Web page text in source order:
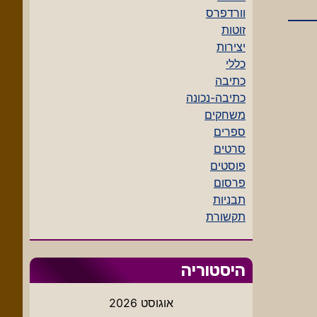
וורדפרס
זוטות
יצירות
כללי
כתיבה
כתיבה-נכונה
משחקים
ספרים
סרטים
פוסטים
פרסום
תבניות
תקשורת
היסטוריה
אוגוסט 2026